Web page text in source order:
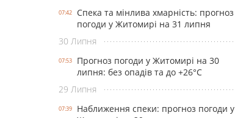
07:42
Спека та мінлива хмарність: прогноз
погоди у Житомирі на 31 липня
30 Липня
07:53
Прогноз погоди у Житомирі на 30
липня: без опадів та до +26°С
29 Липня
07:39
Наближення спеки: прогноз погоди у